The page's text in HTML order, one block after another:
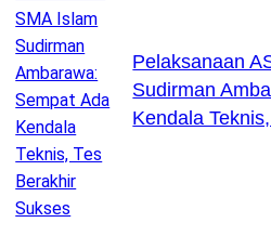
Pelaksanaan
Sudirman
Kendala